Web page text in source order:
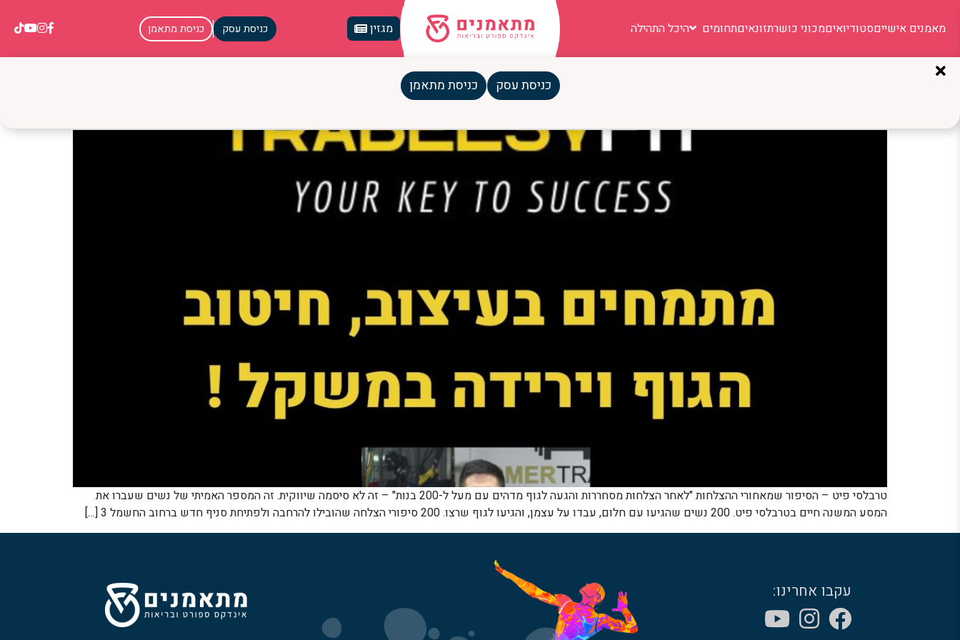
מאמנים אישייםסטודיואיםמכוני כושרתזונאיםתחומים היכל התהילה מגזין כניסת עסק כניסת מתאמן
כניסת עסק כניסת מתאמן
טרבלסי פיט: הסטודיו בטבריה שעיצב מעל 200 גופים מדהימים
טרבלסי פיט – הסיפור שמאחורי ההצלחות "לאחר הצלחות מסחררות והגעה לגוף מדהים עם מעל ל-200 בנות" – זה לא סיסמה שיווקית. זה המספר האמיתי של נשים שעברו את
המסע המשנה חיים בטרבלסי פיט. 200 נשים שהגיעו עם חלום, עבדו על עצמן, והגיעו לגוף שרצו. 200 סיפורי הצלחה שהובילו להרחבה ולפתיחת סניף חדש ברחוב החשמל 3 […]
עקבו אחרינו: